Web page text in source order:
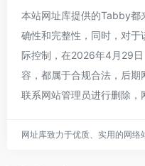
本站网址库提供的Tabby都
确性和完整性，同时，对
际控制，在2026年4月29
容，都属于合规合法，后
联系网站管理员进行删除，
网址库致力于优质、实用的网络